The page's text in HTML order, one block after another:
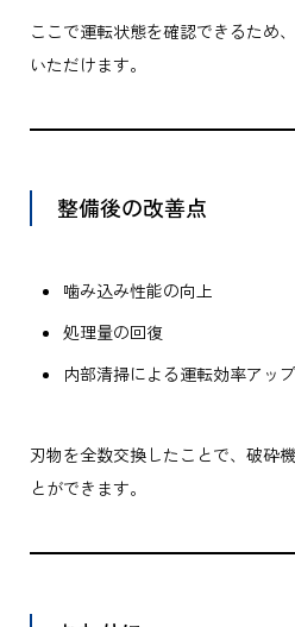
ここで運転状態を確認できるため
いただけます。
整備後の改善点
噛み込み性能の向上
処理量の回復
内部清掃による運転効率アップ
刃物を全数交換したことで、破砕
とができます。